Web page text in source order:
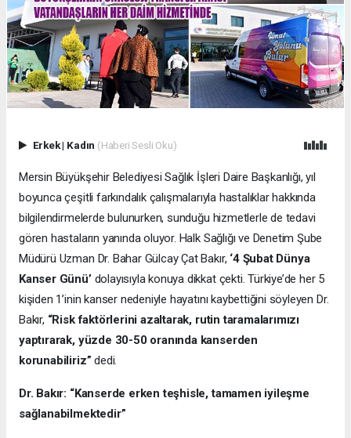
Erkek| Kadın (Haberi Sesli Oku)
Mersin Büyükşehir Belediyesi Sağlık İşleri Daire Başkanlığı, yıl
boyunca çeşitli farkındalık çalışmalarıyla hastalıklar hakkında
bilgilendirmelerde bulunurken, sunduğu hizmetlerle de tedavi
gören hastaların yanında oluyor. Halk Sağlığı ve Denetim Şube
Müdürü Uzman Dr. Bahar Gülcay Çat Bakır, ‘4 Şubat Dünya
Kanser Günü’dolayısıyla konuya dikkat çekti. Türkiye’de her 5
kişiden 1’inin kanser nedeniyle hayatını kaybettiğini söyleyen Dr.
Bakır, “Risk faktörlerini azaltarak, rutin taramalarımızı
yaptırarak, yüzde 30-50 oranında kanserden
korunabiliriz”dedi.
Dr. Bakır: “Kanserde erken teşhisle, tamamen iyileşme
sağlanabilmektedir”